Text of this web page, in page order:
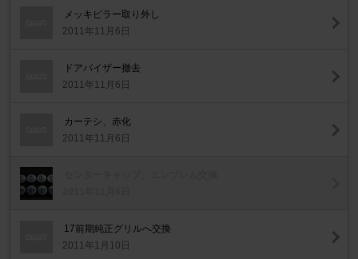
メッキピラー取り外し
2011年11月6日
ドアバイザー撤去
2011年11月6日
カーテシ、赤化
2011年11月6日
17前期純正グリルへ交換
2011年1月10日